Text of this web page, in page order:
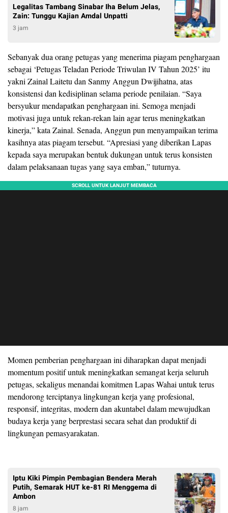
Legalitas Tambang Sinabar Iha Belum Jelas,
Zain: Tunggu Kajian Amdal Unpatti
3 jam
Sebanyak dua orang petugas yang menerima piagam penghargaan
sebagai ‘Petugas Teladan Periode Triwulan IV Tahun 2025’ itu
yakni Zainal Laitetu dan Sanmy Anggun Dwijihatna, atas
konsistensi dan kedisiplinan selama periode penilaian. “Saya
bersyukur mendapatkan penghargaan ini. Semoga menjadi
motivasi juga untuk rekan-rekan lain agar terus meningkatkan
kinerja,” kata Zainal. Senada, Anggun pun menyampaikan terima
kasihnya atas piagam tersebut. “Apresiasi yang diberikan Lapas
kepada saya merupakan bentuk dukungan untuk terus konsisten
dalam pelaksanaan tugas yang saya emban,” tuturnya.
Momen pemberian penghargaan ini diharapkan dapat menjadi
momentum positif untuk meningkatkan semangat kerja seluruh
petugas, sekaligus menandai komitmen Lapas Wahai untuk terus
mendorong terciptanya lingkungan kerja yang profesional,
responsif, integritas, modern dan akuntabel dalam mewujudkan
budaya kerja yang berprestasi secara sehat dan produktif di
lingkungan pemasyarakatan.
Iptu Kiki Pimpin Pembagian Bendera Merah
Putih, Semarak HUT ke-81 RI Menggema di
Ambon
8 jam